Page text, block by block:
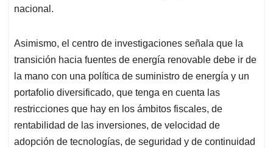
nacional.
Asimismo, el centro de investigaciones señala que la
transición hacia fuentes de energía renovable debe ir de
la mano con una política de suministro de energía y un
portafolio diversificado, que tenga en cuenta las
restricciones que hay en los ámbitos fiscales, de
rentabilidad de las inversiones, de velocidad de
adopción de tecnologías, de seguridad y de continuidad